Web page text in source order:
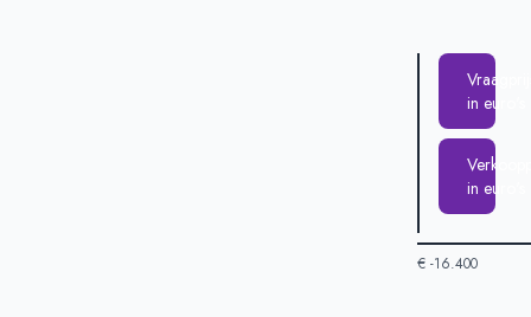
Vraagprijs
in euro's
in euro's
€ -16.400